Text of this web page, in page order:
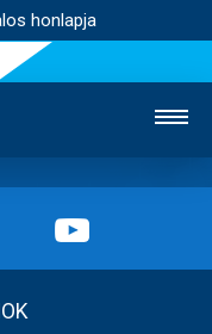
honlapja